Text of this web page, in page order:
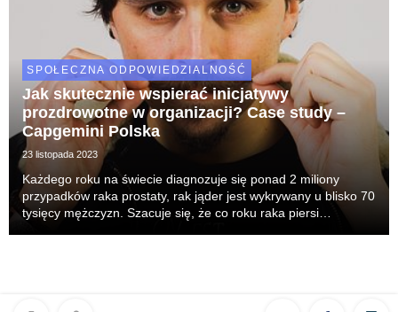
SPOŁECZNA ODPOWIEDZIALNOŚĆ
Jak skutecznie wspierać inicjatywy
prozdrowotne w organizacji? Case study –
Capgemini Polska
23 listopada 2023
Każdego roku na świecie diagnozuje się ponad 2 miliony
przypadków raka prostaty, rak jąder jest wykrywany u blisko 70
tysięcy mężczyzn. Szacuje się, że co roku raka piersi